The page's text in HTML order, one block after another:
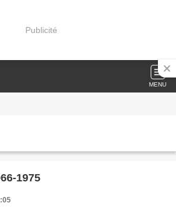
Publicité
MENU
1975